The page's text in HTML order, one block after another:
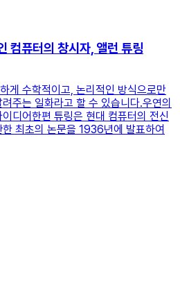
컴퓨터의 창시자, 앨런 튜링
게 수학적이고, 논리적인 방식으로만
주는 일화라고 할 수 있습니다.우연의
디어한편 튜링은 현대 컴퓨터의 전신
최초의 논문을 1936년에 발표하여